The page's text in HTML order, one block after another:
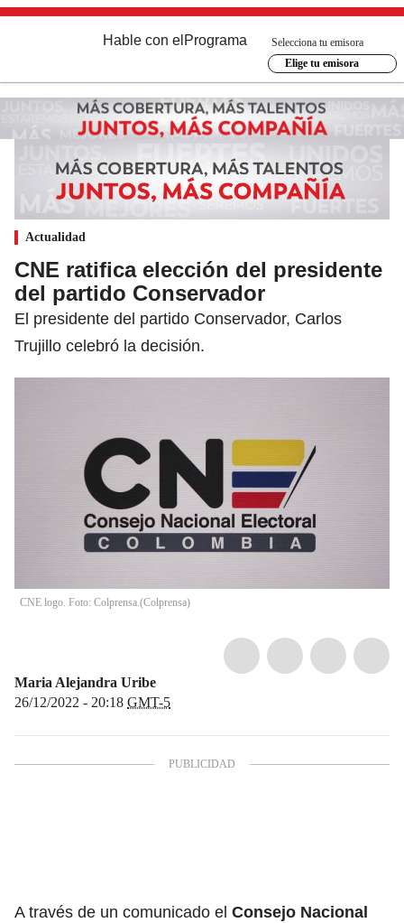
Hable con el Programa
Selecciona tu emisora
Elige tu emisora
Actualidad
CNE ratifica elección del presidente
del partido Conservador
El presidente del partido Conservador, Carlos
Trujillo celebró la decisión.
CNE logo. Foto: Colprensa.(Colprensa)
Maria Alejandra Uribe
26/12/2022 - 20:18 GMT-5
A través de un comunicado el Consejo Nacional